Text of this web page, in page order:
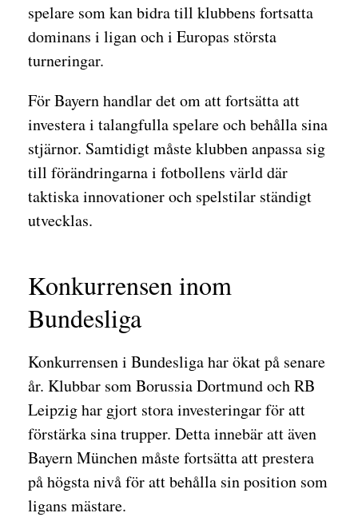
spelare som kan bidra till klubbens fortsatta
dominans i ligan och i Europas största
turneringar.
För Bayern handlar det om att fortsätta att
investera i talangfulla spelare och behålla sina
stjärnor. Samtidigt måste klubben anpassa sig
till förändringarna i fotbollens värld där
taktiska innovationer och spelstilar ständigt
utvecklas.
Konkurrensen inom
Bundesliga
Konkurrensen i Bundesliga har ökat på senare
år. Klubbar som Borussia Dortmund och RB
Leipzig har gjort stora investeringar för att
förstärka sina trupper. Detta innebär att även
Bayern München måste fortsätta att prestera
på högsta nivå för att behålla sin position som
ligans mästare.